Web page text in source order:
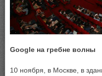
Google на гребне волны
10 ноября, в Москве, в